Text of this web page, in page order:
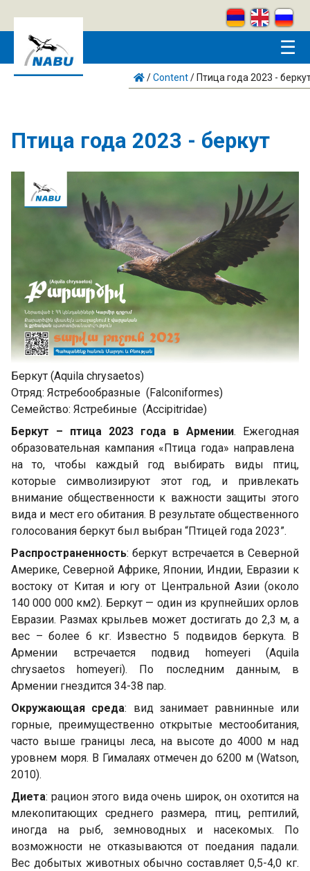
☰
/Content/ Птица года 2023 -
Птица года 2023 - беркут
Беркут (Aquila chrysaetos)
Отряд: Ястребообразные (Falconiformes)
Семейство: Ястребиные (Accipitridae)
Беркут – птица 2023 года в Армении. Ежегодная
образовательная кампания «Птица года» направлена ​​
на то, чтобы каждый год выбирать виды птиц,
которые символизируют этот год, и привлекать
внимание общественности к важности защиты этого
вида и мест его обитания. В результате общественного
голосования беркут был выбран “Птицей года 2023”.
Распространенность: беркут встречается в Северной
Америке, Северной Африке, Японии, Индии, Евразии к
востоку от Китая и югу от Центральной Азии (около
140 000 000 км2). Беркут — один из крупнейших орлов
Евразии. Размах крыльев может достигать до 2,3 м, а
вес – более 6 кг. Известно 5 подвидов беркута. В
Армении встречается подвид homeyeri (Aquila
chrysaetos homeyeri). По последним данным, в
Армении гнездится 34-38 пар.
Окружающая среда: вид занимает равнинные или
горные, преимущественно открытые местообитания,
часто выше границы леса, на высоте до 4000 м над
уровнем моря. В Гималаях отмечен до 6200 м (Watson,
2010).
Диета: рацион этого вида очень широк, он охотится на
млекопитающих среднего размера, птиц, рептилий,
иногда на рыб, земноводных и насекомых. По
возможности не отказываются от поедания падали.
Вес добытых животных обычно составляет 0,5-4,0 кг.